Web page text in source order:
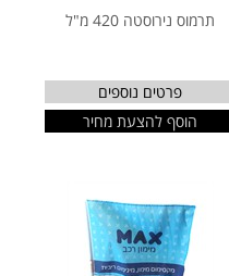
תרמוס נירוסטה 420 מ"ל
פרטים נוספים
הוסף להצעת מחיר